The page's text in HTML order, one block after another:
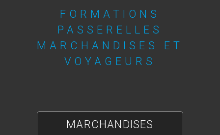
FORMATIONS
PASSERELLES
MARCHANDISES ET
VOYAGEURS​
MARCHANDISES